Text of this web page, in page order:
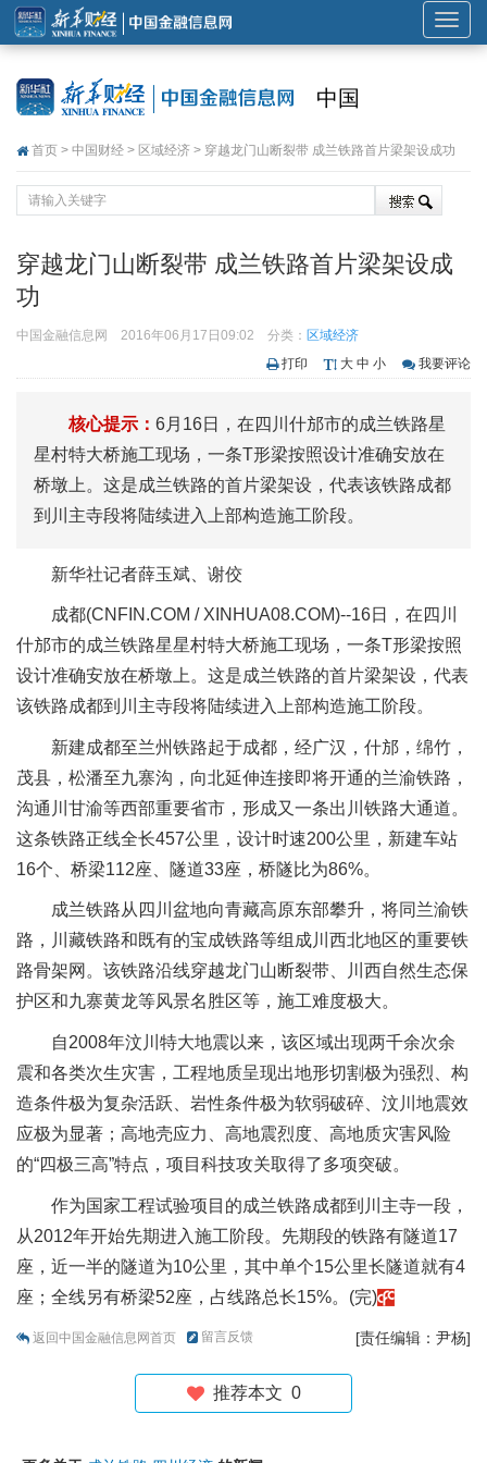
展
开
导
中国
首页 > 中国财经 > 区域经济 > 穿越龙门山断裂带 成兰铁路首片梁架设成功
穿越龙门山断裂带 成兰铁路首片梁架设成
功
中国金融信息网 2016年06月17日09:02 分类： 区域经济
打印
大 中 小 我要评论
核心提示： 6月16日，在四川什邡市的成兰铁路星
星村特大桥施工现场，一条T形梁按照设计准确安放在
桥墩上。这是成兰铁路的首片梁架设，代表该铁路成都
到川主寺段将陆续进入上部构造施工阶段。
新华社记者薛玉斌、谢佼
成都(CNFIN.COM / XINHUA08.COM)--16日，在四川
什邡市的成兰铁路星星村特大桥施工现场，一条T形梁按照
设计准确安放在桥墩上。这是成兰铁路的首片梁架设，代表
该铁路成都到川主寺段将陆续进入上部构造施工阶段。
新建成都至兰州铁路起于成都，经广汉，什邡，绵竹，
茂县，松潘至九寨沟，向北延伸连接即将开通的兰渝铁路，
沟通川甘渝等西部重要省市，形成又一条出川铁路大通道。
这条铁路正线全长457公里，设计时速200公里，新建车站
16个、桥梁112座、隧道33座，桥隧比为86%。
成兰铁路从四川盆地向青藏高原东部攀升，将同兰渝铁
路，川藏铁路和既有的宝成铁路等组成川西北地区的重要铁
路骨架网。该铁路沿线穿越龙门山断裂带、川西自然生态保
护区和九寨黄龙等风景名胜区等，施工难度极大。
自2008年汶川特大地震以来，该区域出现两千余次余
震和各类次生灾害，工程地质呈现出地形切割极为强烈、构
造条件极为复杂活跃、岩性条件极为软弱破碎、汶川地震效
应极为显著；高地壳应力、高地震烈度、高地质灾害风险
的“四极三高”特点，项目科技攻关取得了多项突破。
作为国家工程试验项目的成兰铁路成都到川主寺一段，
从2012年开始先期进入施工阶段。先期段的铁路有隧道17
座，近一半的隧道为10公里，其中单个15公里长隧道就有4
座；全线另有桥梁52座，占线路总长15%。(完)
返回中国金融信息网首页 留言反馈 [责任编辑：尹杨]
推荐本文 0